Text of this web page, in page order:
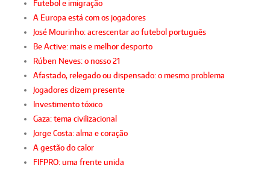
Futebol e imigração
A Europa está com os jogadores
José Mourinho: acrescentar ao futebol português
Be Active: mais e melhor desporto
Rúben Neves: o nosso 21
Afastado, relegado ou dispensado: o mesmo problema
Jogadores dizem presente
Investimento tóxico
Gaza: tema civilizacional
Jorge Costa: alma e coração
A gestão do calor
FIFPRO: uma frente unida